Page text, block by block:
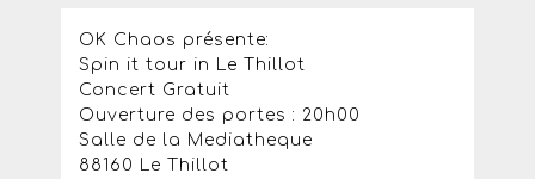
OK Chaos présente:
Spin it tour in Le Thillot
Concert Gratuit
Ouverture des portes : 20h00
Salle de la Mediatheque
88160 Le Thillot